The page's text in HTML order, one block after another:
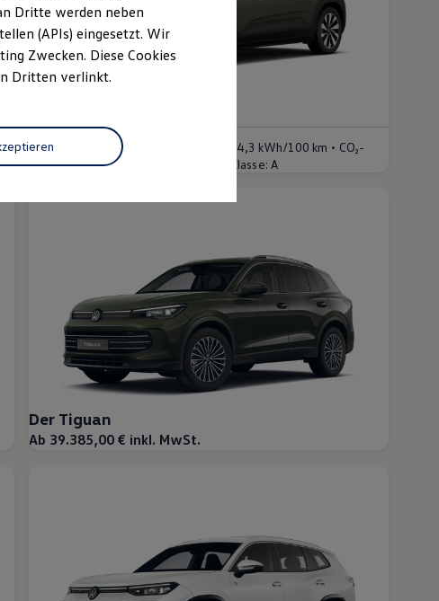
Energieverbrauch kombiniert: 16,9 - 14,3 kWh/100 km • CO₂-
Emissionen kombiniert:
CO₂-Klasse: A
Der Tiguan
Ab 39.385,00 € inkl. MwSt.
Dritte werden neben
(APIs) eingesetzt. Wir
Zwecken. Diese Cookies
Dritten verlinkt.